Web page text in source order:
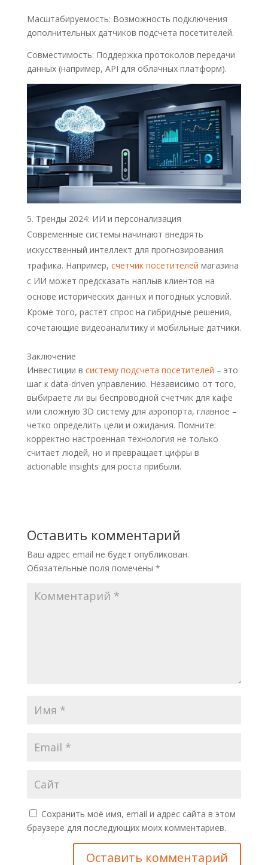
Масштабируемость: Возможность подключения
дополнительных датчиков подсчета посетителей.
Совместимость: Поддержка протоколов передачи
данных (например, API для облачных платформ).
Тренды 2024: ИИ и персонализация
Современные системы начинают внедрять
искусственный интеллект для прогнозирования
трафика. Например, счетчик посетителей магазина
с ИИ может предсказать наплыв клиентов на
основе исторических данных и погодных условий.
Кроме того, растет спрос на гибридные решения,
сочетающие видеоаналитику и мобильные датчики.
Заключение
Инвестиции в систему подсчета посетителей – это
шаг к data-driven управлению. Независимо от того,
выбираете ли вы беспроводной счетчик для кафе
или сложную 3D систему для аэропорта, главное –
четко определить цели и ожидания. Помните:
корректно настроенная технология не только
считает людей, но и превращает цифры в
actionable insights для роста прибыли.
Оставить комментарий
Ваш адрес email не будет опубликован.
Обязательные поля помечены *
Сохранить моё имя, email и адрес сайта в этом
браузере для последующих моих комментариев.